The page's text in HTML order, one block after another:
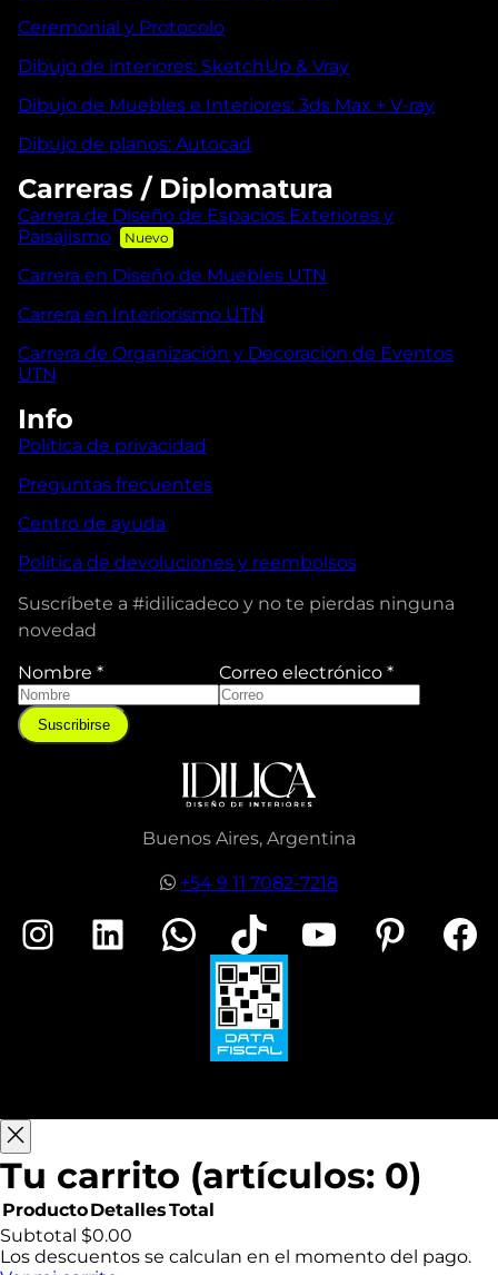
Ceremonial y Protocolo
Dibujo de interiores: SketchUp & Vray
Dibujo de Muebles e Interiores: 3ds Max + V-ray
Dibujo de planos: Autocad
Carreras / Diplomatura
Carrera de Diseño de Espacios Exteriores y
Paisajismo
Carrera en Diseño de Muebles UTN
Carrera en Interiorismo UTN
Carrera de Organización y Decoración de Eventos
UTN
Info
Política de privacidad
Preguntas frecuentes
Centro de ayuda
Política de devoluciones y reembolsos
Suscríbete a #idilicadeco y no te pierdas ninguna
novedad
Nombre * Correo electrónico *
Suscribirse
Buenos Aires, Argentina
+54 9 11 7082-7218
Instagram LinkedIn WhatsApp TikTok YouTube Pinterest Facebook
Tu carrito (artículos: 0)
Productos
ProductoDetallesTotal
Subtotal $0.00
Los descuentos se calculan en el momento del pago.